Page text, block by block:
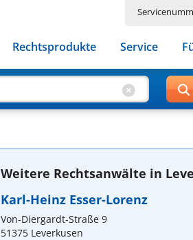
Rechtsprodukte Service
Weitere Rechtsanwälte in
Karl-Heinz Esser-Lorenz
Von-Diergardt-Straße 9
51375 Leverkusen